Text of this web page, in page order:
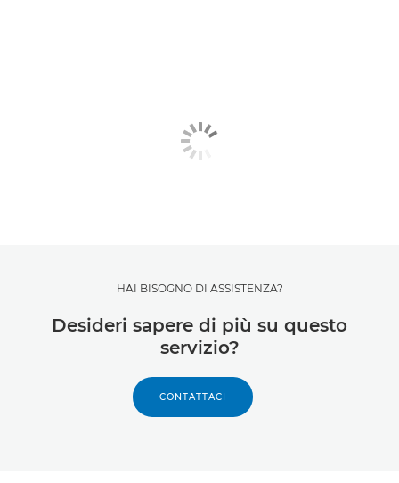
HAI BISOGNO DI ASSISTENZA?
Desideri sapere di più su questo
servizio?
CONTATTACI